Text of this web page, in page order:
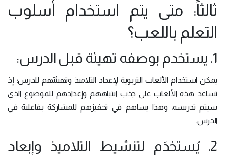
ثالثاً: متى يتم استخدام أسلوب
التعلم باللعب؟
1. يستخدم بوصفه تهيئة قبل الدرس:
يمكن استخدام الألعاب التربوية لإعداد التلاميذ وتهيئتهم للدرس؛ إذ
تساعد هذه الألعاب على جذب انتباههم وإعدادهم للموضوع الذي
سيتم تدريسه، وهذا يساهم في تحفيزهم للمشاركة بفاعلية في
الدرس.
2. يُستخدَم لتنشيط التلاميذ وإبعاد